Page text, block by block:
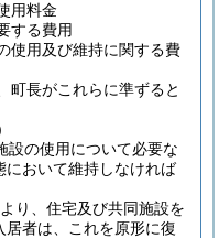
用料金
する費用
使用及び維持に関する費
町長がこれらに準ずると
設の使用について必要な
おいて維持しなければ
り、住宅及び共同施設を
者は、これを原形に復